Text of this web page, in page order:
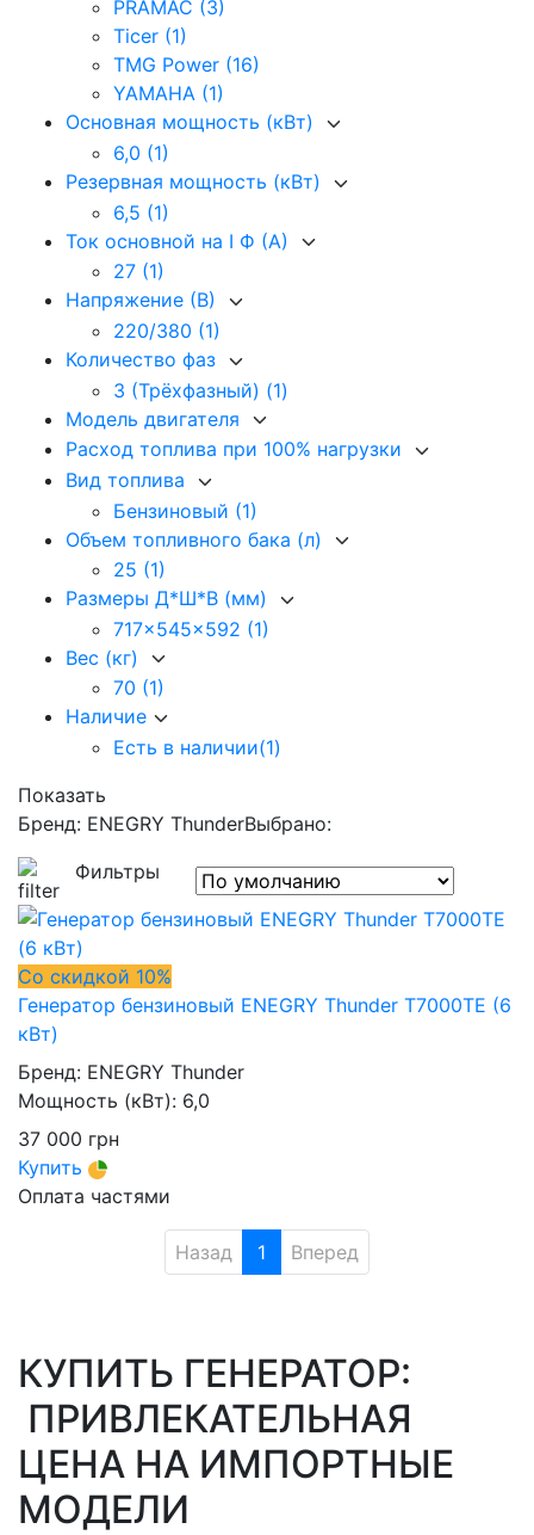
PRAMAC (3)
Ticer (1)
TMG Power (16)
YAMAHA (1)
Основная мощность (кВт)
6,0 (1)
Резервная мощность (кВт)
6,5 (1)
Ток основной на I Ф (А)
27 (1)
Напряжение (В)
220/380 (1)
Количество фаз
3 (Трёхфазный) (1)
Модель двигателя
Расход топлива при 100% нагрузки
Вид топлива
Бензиновый (1)
Объем топливного бака (л)
25 (1)
Размеры Д*Ш*В (мм)
717x545x592 (1)
Вес (кг)
70 (1)
Наличие
Есть в наличии(1)
Показать
Бренд: ENEGRY ThunderВыбрано:
Фильтры
Со скидкой 10%
Генератор бензиновый ENEGRY Thunder T7000TE (6
кВт)
Бренд: ENEGRY Thunder
Мощность (кВт): 6,0
37 000 грн
Купить
Оплата частями
Назад 1 Вперед
КУПИТЬ ГЕНЕРАТОР:
ПРИВЛЕКАТЕЛЬНАЯ
ЦЕНА НА ИМПОРТНЫЕ
МОДЕЛИ